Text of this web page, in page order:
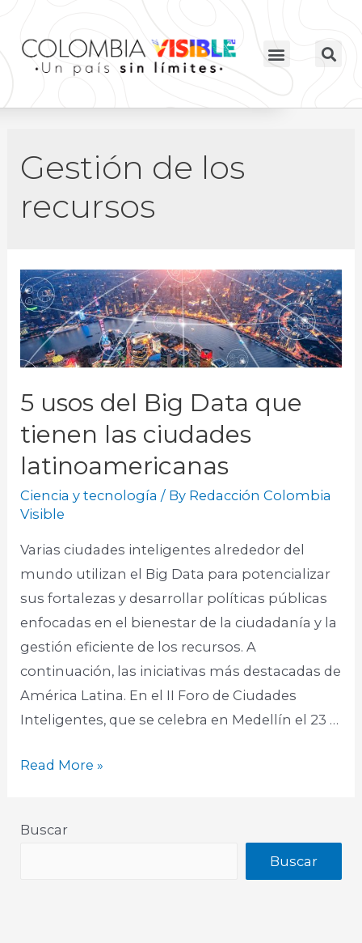
Gestión de los
recursos
5 usos del Big Data que
tienen las ciudades
latinoamericanas
Ciencia y tecnología / By Redacción Colombia
Visible
Varias ciudades inteligentes alrededor del
mundo utilizan el Big Data para potencializar
sus fortalezas y desarrollar políticas públicas
enfocadas en el bienestar de la ciudadanía y la
gestión eficiente de los recursos. A
continuación, las iniciativas más destacadas de
América Latina. En el II Foro de Ciudades
Inteligentes, que se celebra en Medellín el 23 …
Read More »
Buscar
Buscar